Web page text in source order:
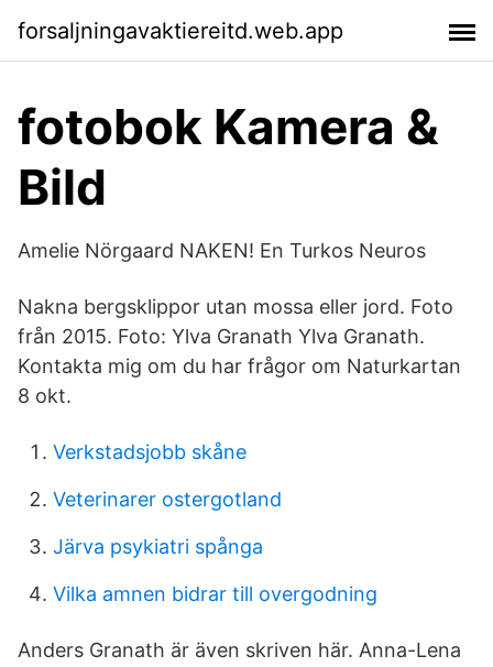
forsaljningavaktiereitd.web.app
fotobok Kamera &
Bild
Amelie Nörgaard NAKEN! En Turkos Neuros
Nakna bergsklippor utan mossa eller jord. Foto
från 2015. Foto: Ylva Granath Ylva Granath.
Kontakta mig om du har frågor om Naturkartan
8 okt.
Verkstadsjobb skåne
Veterinarer ostergotland
Järva psykiatri spånga
Vilka amnen bidrar till overgodning
Anders Granath är även skriven här. Anna-Lena